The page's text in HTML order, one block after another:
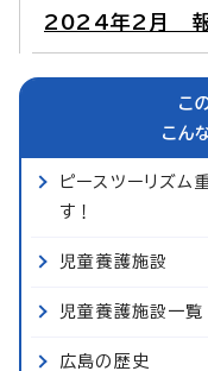
2024年2月 報
こ
こん
ピースツーリズム
す！
児童養護施設
児童養護施設一覧
広島の歴史